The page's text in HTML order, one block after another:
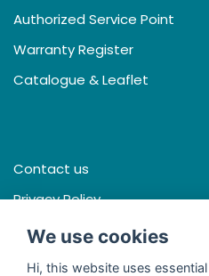
Authorized Service Point
Warranty Register
Catalogue & Leaflet
Contact us
Privacy Policy
Terms & Conditions
We use cookies
Hi, this website uses